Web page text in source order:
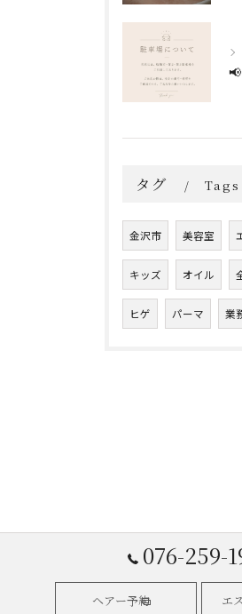
タグ Tags
金沢市 美容室
キッズ オイル
ヒゲ パーマ 業
076-259-
ヘアー予約 エ